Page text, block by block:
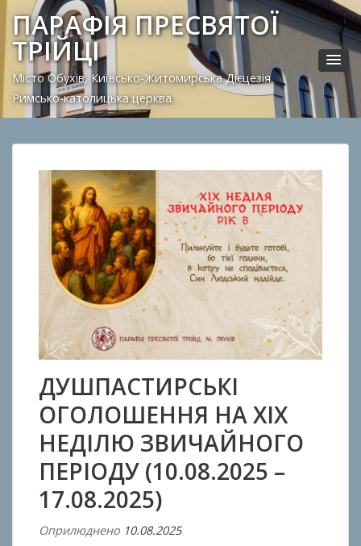
ПАРАФІЯ ПРЕСВЯТОЇ
ТРІЙЦІ
Місто Обухів, Київсько-Житомирська Дієцезія.
Римсько-католицька церква.
ДУШПАСТИРСЬКІ
ОГОЛОШЕННЯ НА ХIХ
НЕДІЛЮ ЗВИЧАЙНОГО
ПЕРІОДУ (10.08.2025 –
17.08.2025)
Оприлюднено 10.08.2025В